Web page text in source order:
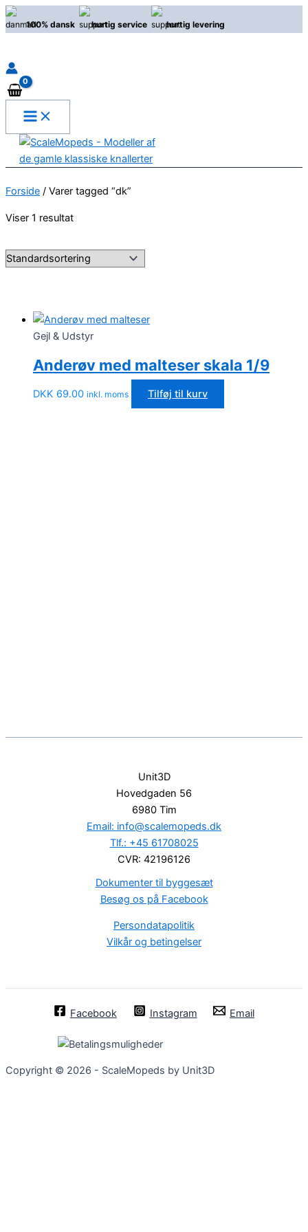
Gå
til
100% dansk hurtig service hurtig levering
Forside / Varer tagged “dk”
Viser 1 resultat
Gejl & Udstyr
Anderøv med malteser skala 1/9
DKK 69.00 inkl. moms Tilføj til kurv
Unit3D
Hovedgaden 56
6980 Tim
Email: info@scalemopeds.dk
Tlf.: +45 61708025
CVR: 42196126
Dokumenter til byggesæt
Besøg os på Facebook
Persondatapolitik
Vilkår og betingelser
Facebook Instagram Email
Copyright © 2026 - ScaleMopeds by Unit3D